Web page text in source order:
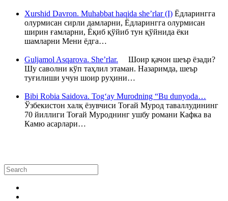
Xurshid Davron. Muhabbat haqida she’rlar (I) Ёдларингга
олурмисан сирли дамларни, Ёдларингга олурмисан
ширин ғамларни, Ёқиб қўйиб тун қўйнида ёки
шамларни Мени ёдга…
Guljamol Asqarova. She’rlar. Шоир қачон шеър ёзади?
Шу саволни кўп таҳлил этаман. Назаримда, шеър
туғилиши учун шоир руҳини…
Bibi Robia Saidova. Tog‘ay Murodning “Bu dunyoda…
Ўзбекистон халқ ёзувчиси Тоғай Мурод таваллудининг
70 йиллиги Тоғай Муроднинг ушбу романи Кафка ва
Камю асарлари…